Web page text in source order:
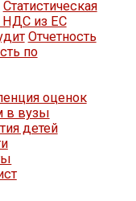
Статистическая
НДС из ЕС
Отчетность
по
оценок
в вузы
детей